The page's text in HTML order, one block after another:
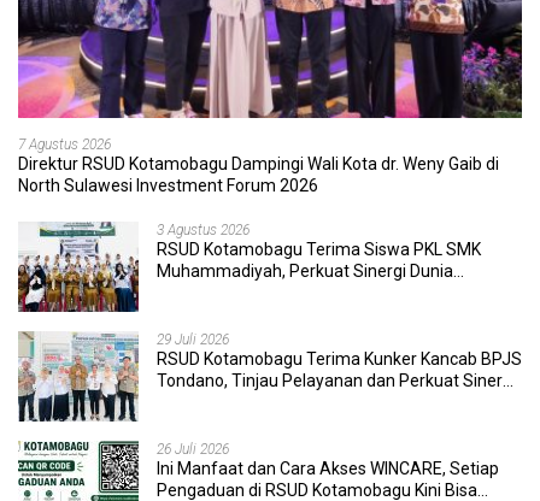
7 Agustus 2026
Direktur RSUD Kotamobagu Dampingi Wali Kota dr. Weny Gaib di
North Sulawesi Investment Forum 2026
3 Agustus 2026
RSUD Kotamobagu Terima Siswa PKL SMK
Muhammadiyah, Perkuat Sinergi Dunia
29 Juli 2026
RSUD Kotamobagu Terima Kunker Kancab BPJS
Tondano, Tinjau Pelayanan dan Perkuat Sinergi
26 Juli 2026
Ini Manfaat dan Cara Akses WINCARE, Setiap
Pengaduan di RSUD Kotamobagu Kini Bisa